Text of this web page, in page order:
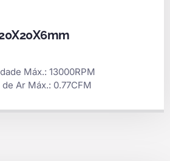
Máx.: 13000RPM
de Ar Máx.: 0.77CFM